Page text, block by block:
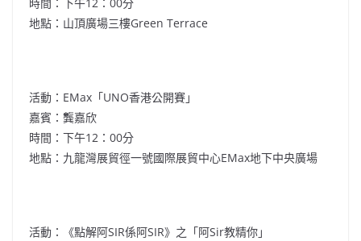
時間：下午12：00分
地點：山頂廣場三樓Green Terrace
活動：EMax「UNO香港公開賽」
嘉賓：龔嘉欣
時間：下午12：00分
地點：九龍灣展貿徑一號國際展貿中心EMax地下中央廣場
活動：《點解阿SIR係阿SIR》之「阿Sir教精你」